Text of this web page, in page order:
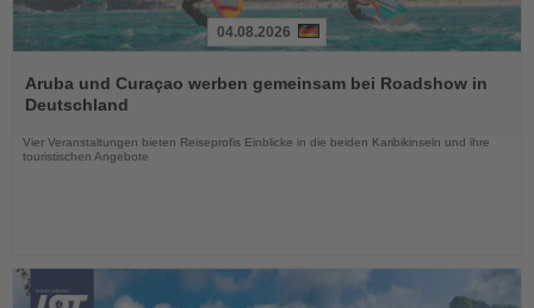
Sie
die
04.08.2026
Aruba und Curaçao werben gemeinsam bei Roadshow in
Deutschland
Vier Veranstaltungen bieten Reiseprofis Einblicke in die beiden Karibikinseln und ihre
touristischen Angebote